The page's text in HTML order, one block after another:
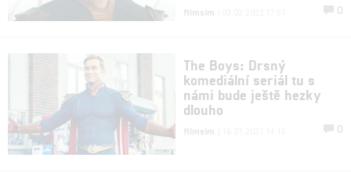
filmsim 0
The Boys: Drsný
komediální seriál tu s
námi bude ještě hezky
dlouho
filmsim 0